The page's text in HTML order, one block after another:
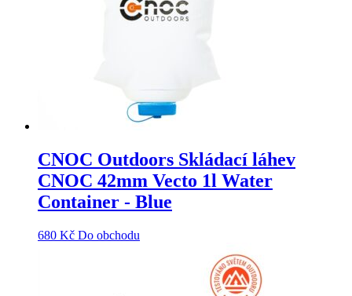
CNOC Outdoors Skládací láhev
CNOC 42mm Vecto 1l Water
Container - Blue
680 Kč Do obchodu